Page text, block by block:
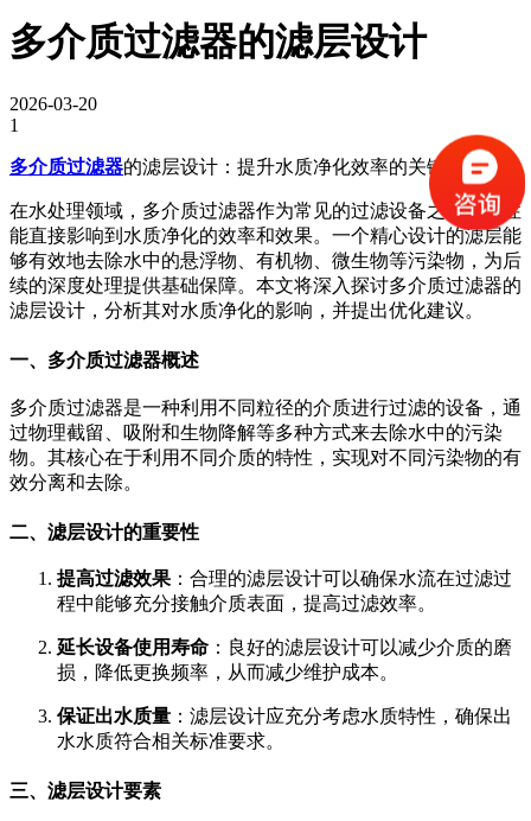
多介质过滤器的滤层设计
2026-03-20
1
多介质过滤器的滤层设计：提升水质净化效率的关键
在水处理领域，多介质过滤器作为常见的过滤设备之一，其性
能直接影响到水质净化的效率和效果。一个精心设计的滤层能
够有效地去除水中的悬浮物、有机物、微生物等污染物，为后
续的深度处理提供基础保障。本文将深入探讨多介质过滤器的
滤层设计，分析其对水质净化的影响，并提出优化建议。
一、多介质过滤器概述
多介质过滤器是一种利用不同粒径的介质进行过滤的设备，通
过物理截留、吸附和生物降解等多种方式来去除水中的污染
物。其核心在于利用不同介质的特性，实现对不同污染物的有
效分离和去除。
二、滤层设计的重要性
提高过滤效果 ：合理的滤层设计可以确保水流在过滤过
程中能够充分接触介质表面，提高过滤效率。
延长设备使用寿命 ：良好的滤层设计可以减少介质的磨
损，降低更换频率，从而减少维护成本。
保证出水质量 ：滤层设计应充分考虑水质特性，确保出
水水质符合相关标准要求。
三、滤层设计要素